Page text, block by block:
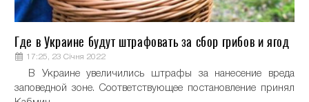
Где в Украине будут штрафовать за сбор грибов и ягод
17:25, 23 Січня 2022
В Украине увеличились штрафы за нанесение вреда
заповедной зоне. Соответствующее постановление принял